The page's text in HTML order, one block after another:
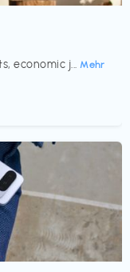
economic j... Mehr